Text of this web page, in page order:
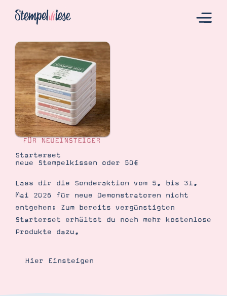
Hier Starten
Katalog
Bestellen
Kontakt
Angebote
Demonstrator werden
Produkte erklärt
FÜR NEUEINSTEIGER
Starterset
neue Stempelkissen oder 50€
Lass dir die Sonderaktion vom 5. bis 31.
Mai 2026 für neue Demonstratoren nicht
entgehen: Zum bereits vergünstigten
Starterset erhältst du noch mehr kostenlose
Produkte dazu.
Hier Einsteigen